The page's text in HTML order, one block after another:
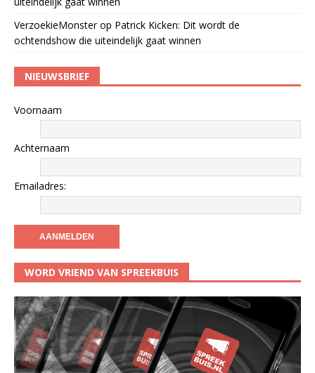
VerzoekieMonsterop Patrick Kicken: Dit wordt de
ochtendshow die uiteindelijk gaat winnen
NIEUWSBRIEF
Voornaam
Achternaam
Emailadres:
WORD VRIEND VAN SPREEKBUIS